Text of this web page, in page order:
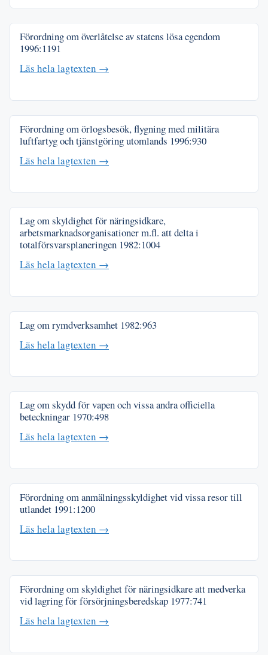
Förordning om överlåtelse av statens lösa egendom
1996:1191
Läs hela lagtexten →
Förordning om örlogsbesök, flygning med militära
luftfartyg och tjänstgöring utomlands 1996:930
Läs hela lagtexten →
Lag om skyldighet för näringsidkare,
arbetsmarknadsorganisationer m.fl. att delta i
totalförsvarsplaneringen 1982:1004
Läs hela lagtexten →
Lag om rymdverksamhet 1982:963
Läs hela lagtexten →
Lag om skydd för vapen och vissa andra officiella
beteckningar 1970:498
Läs hela lagtexten →
Förordning om anmälningsskyldighet vid vissa resor till
utlandet 1991:1200
Läs hela lagtexten →
Förordning om skyldighet för näringsidkare att medverka
vid lagring för försörjningsberedskap 1977:741
Läs hela lagtexten →